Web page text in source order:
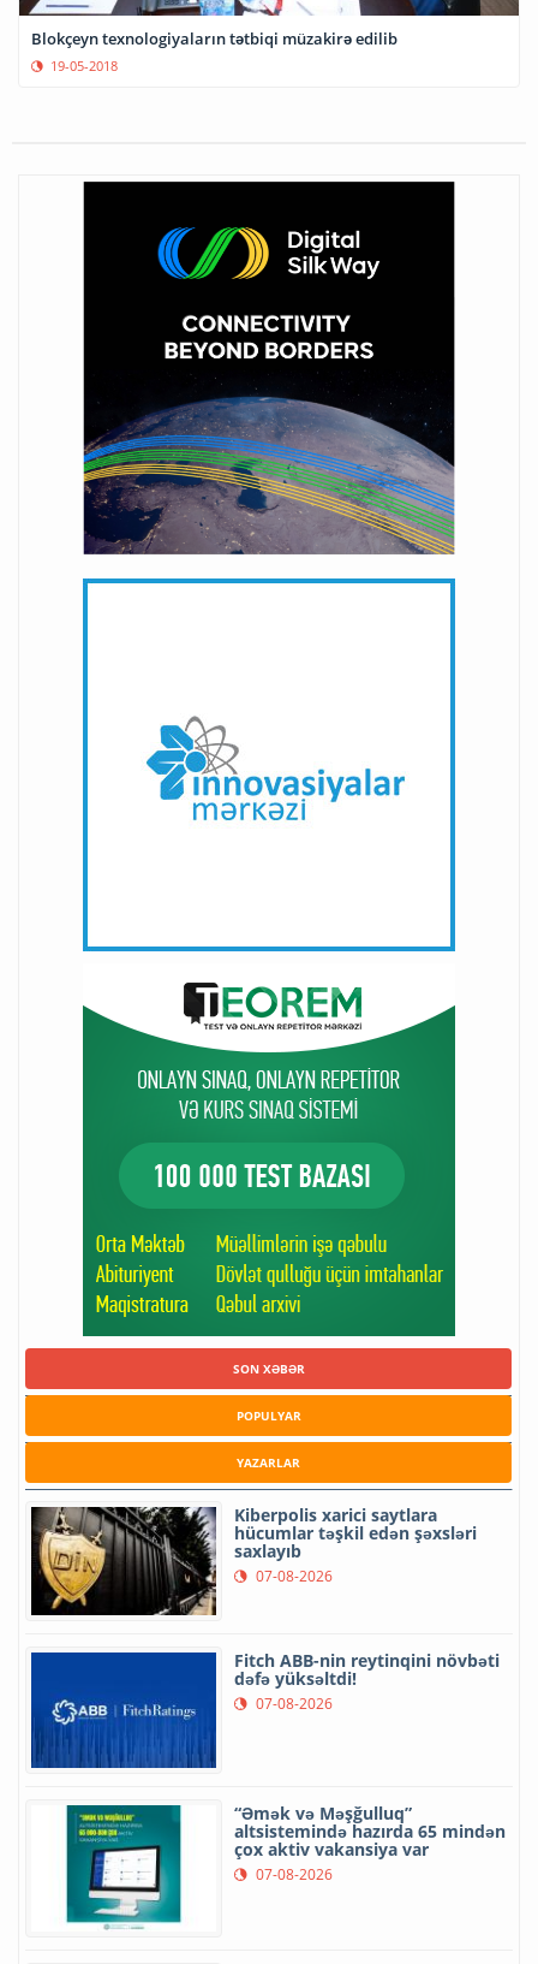
Blokçeyn texnologiyaların tətbiqi müzakirə edilib
19-05-2018
SON XƏBƏR
POPULYAR
YAZARLAR
Kiberpolis xarici saytlara
hücumlar təşkil edən şəxsləri
saxlayıb
07-08-2026
Fitch ABB-nin reytinqini növbəti
dəfə yüksəltdi!
07-08-2026
“Əmək və Məşğulluq”
altsistemində hazırda 65 mindən
çox aktiv vakansiya var
07-08-2026